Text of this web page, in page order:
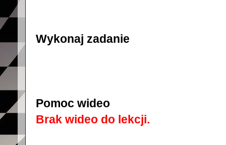
Wykonaj zadanie
Pomoc wideo
Brak wideo do lekcji.